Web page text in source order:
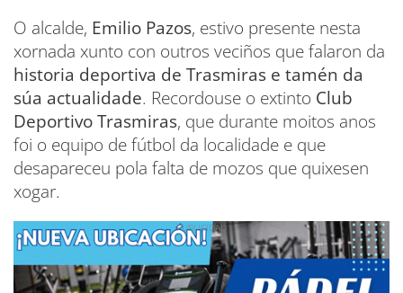
O alcalde, Emilio Pazos, estivo presente nesta
xornada xunto con outros veciños que falaron da
historia deportiva de Trasmiras e tamén da
súa actualidade. Recordouse o extinto Club
Deportivo Trasmiras, que durante moitos anos
foi o equipo de fútbol da localidade e que
desapareceu pola falta de mozos que quixesen
xogar.